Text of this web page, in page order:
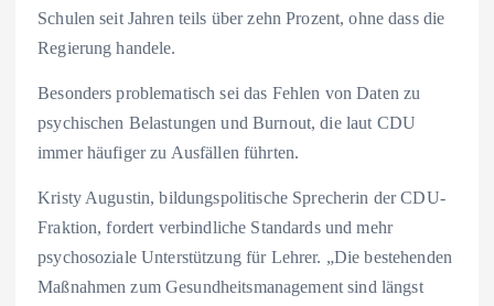
Schulen seit Jahren teils über zehn Prozent, ohne dass die
Regierung handele.
Besonders problematisch sei das Fehlen von Daten zu
psychischen Belastungen und Burnout, die laut CDU
immer häufiger zu Ausfällen führten.
Kristy Augustin, bildungspolitische Sprecherin der CDU-
Fraktion, fordert verbindliche Standards und mehr
psychosoziale Unterstützung für Lehrer. „Die bestehenden
Maßnahmen zum Gesundheitsmanagement sind längst